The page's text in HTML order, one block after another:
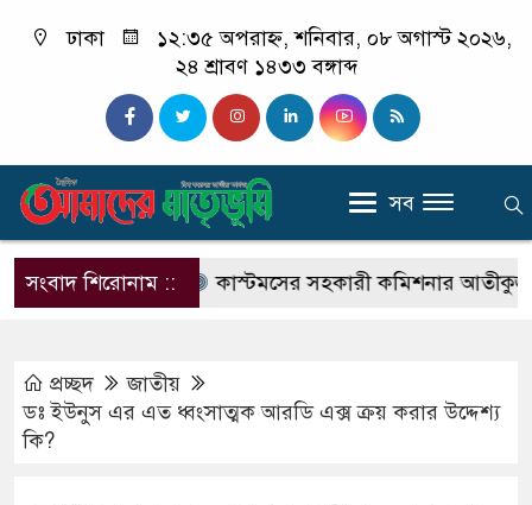
ঢাকা
১২:৩৫ অপরাহ্ন, শনিবার, ০৮ অগাস্ট ২০২৬,
২৪ শ্রাবণ ১৪৩৩ বঙ্গাব্দ
সব
সংবাদ শিরোনাম ::
অভিযোগ কাস্টমসের সহকারী কমিশনার
প্রচ্ছদ
জাতীয়
ডঃ ইউনুস এর এত ধ্বংসাত্মক আরডি এক্স ক্রয় করার উদ্দেশ্য
কি?